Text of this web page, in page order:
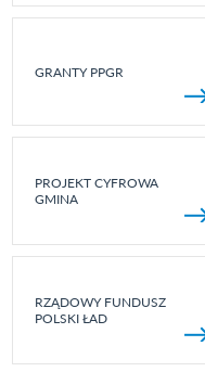
GRANTY PPGR
PROJEKT CYFROWA
GMINA
RZĄDOWY FUNDUSZ
POLSKI ŁAD